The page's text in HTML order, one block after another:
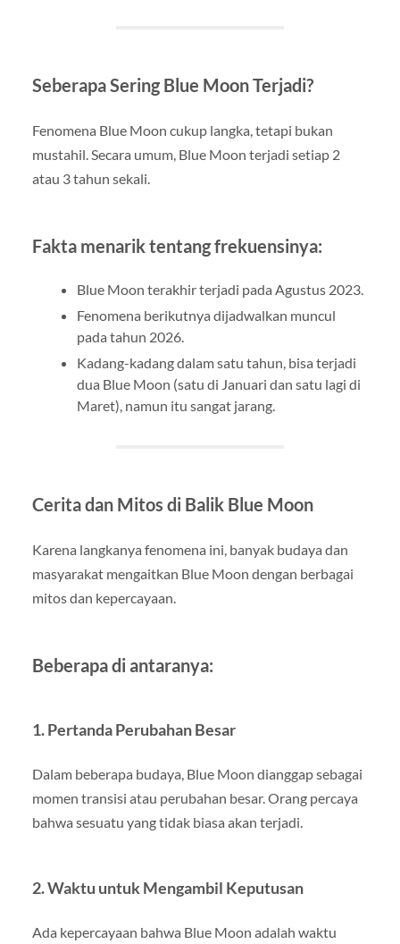
Seberapa Sering Blue Moon Terjadi?
Fenomena Blue Moon cukup langka, tetapi bukan
mustahil. Secara umum, Blue Moon terjadi setiap 2
atau 3 tahun sekali.
Fakta menarik tentang frekuensinya:
Blue Moon terakhir terjadi pada Agustus 2023.
Fenomena berikutnya dijadwalkan muncul
pada tahun 2026.
Kadang-kadang dalam satu tahun, bisa terjadi
dua Blue Moon (satu di Januari dan satu lagi di
Maret), namun itu sangat jarang.
Cerita dan Mitos di Balik Blue Moon
Karena langkanya fenomena ini, banyak budaya dan
masyarakat mengaitkan Blue Moon dengan berbagai
mitos dan kepercayaan.
Beberapa di antaranya:
1. Pertanda Perubahan Besar
Dalam beberapa budaya, Blue Moon dianggap sebagai
momen transisi atau perubahan besar. Orang percaya
bahwa sesuatu yang tidak biasa akan terjadi.
2. Waktu untuk Mengambil Keputusan
Ada kepercayaan bahwa Blue Moon adalah waktu